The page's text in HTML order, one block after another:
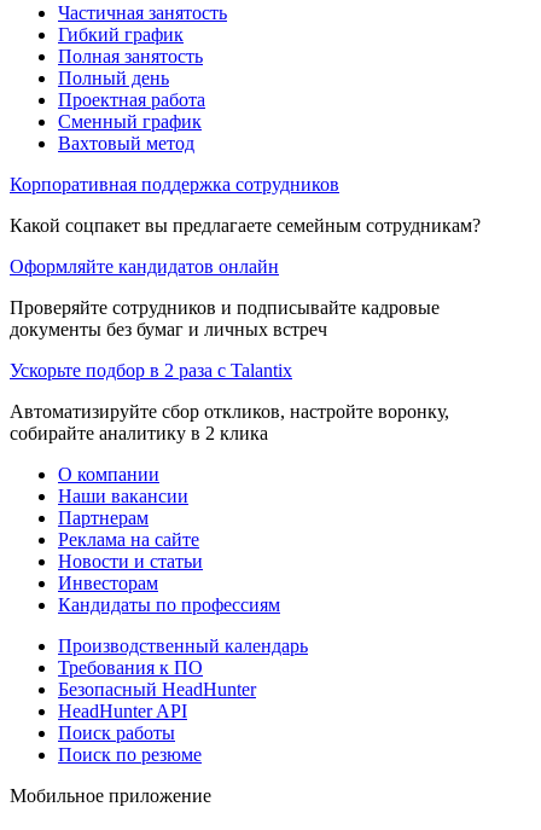
Частичная занятость
Гибкий график
Полная занятость
Полный день
Проектная работа
Сменный график
Вахтовый метод
Корпоративная поддержка сотрудников
Какой соцпакет вы предлагаете семейным сотрудникам?
Оформляйте кандидатов онлайн
Проверяйте сотрудников и подписывайте кадровые
документы без бумаг и личных встреч
Ускорьте подбор в 2 раза с Talantix
Автоматизируйте сбор откликов, настройте воронку,
собирайте аналитику в 2 клика
О компании
Наши вакансии
Партнерам
Реклама на сайте
Новости и статьи
Инвесторам
Кандидаты по профессиям
Производственный календарь
Требования к ПО
Безопасный HeadHunter
HeadHunter API
Поиск работы
Поиск по резюме
Мобильное приложение